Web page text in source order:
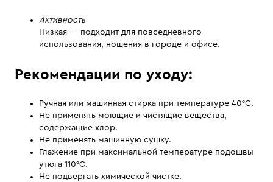
Активность
Низкая — подходит для повседневного
использования, ношения в городе и офисе.
Рекомендации по уходу:
Ручная или машинная стирка при температуре 40°С.
Не применять моющие и чистящие вещества,
содержащие хлор.
Не применять машинную сушку.
Глажение при максимальной температуре подошвы
утюга 110°С.
Не подвергать химической чистке.